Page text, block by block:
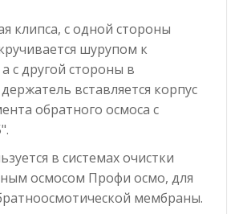
клипса, с одной стороны
шурупом к
с другой стороны в
вставляется корпус
обратного осмоса с
в системах очистки
осмосом Профи осмо, для
мембраны.